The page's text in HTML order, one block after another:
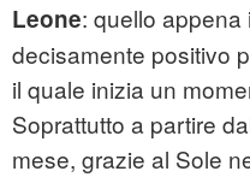
Leone: quello
decisamente positivo
il quale inizia un
Soprattutto a partire
mese, grazie al Sole